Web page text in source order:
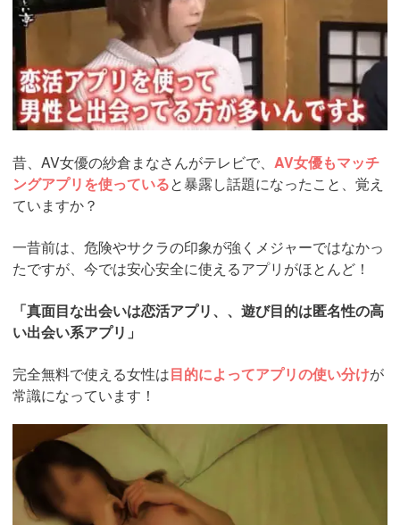
昔、AV女優の紗倉まなさんがテレビで、 AV女優もマッチ
ングアプリを使っていると暴露し話題になったこと、覚え
ていますか？
一昔前は、危険やサクラの印象が強くメジャーではなかっ
たですが、今では安心安全に使えるアプリがほとんど！
「真面目な出会いは恋活アプリ、、遊び目的は匿名性の高
い出会い系アプリ」
完全無料で使える女性は目的によってアプリの使い分けが
常識になっています！
https://pcmax.jp/lp/?
ad_id=rm307152